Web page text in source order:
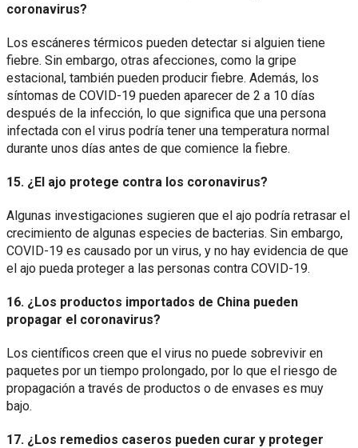
coronavirus?
Los escáneres térmicos pueden detectar si alguien tiene
fiebre. Sin embargo, otras afecciones, como la gripe
estacional, también pueden producir fiebre. Además, los
síntomas de COVID-19 pueden aparecer de 2 a 10 días
después de la infección, lo que significa que una persona
infectada con el virus podría tener una temperatura normal
durante unos días antes de que comience la fiebre.
15. ¿El ajo protege contra los coronavirus?
Algunas investigaciones sugieren que el ajo podría retrasar el
crecimiento de algunas especies de bacterias. Sin embargo,
COVID-19 es causado por un virus, y no hay evidencia de que
el ajo pueda proteger a las personas contra COVID-19.
16. ¿Los productos importados de China pueden
propagar el coronavirus?
Los científicos creen que el virus no puede sobrevivir en
paquetes por un tiempo prolongado, por lo que el riesgo de
propagación a través de productos o de envases es muy
bajo.
17. ¿Los remedios caseros pueden curar y proteger